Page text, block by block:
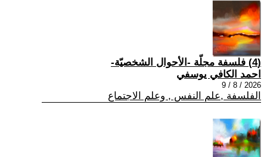
(4) فلسفة مجلّة -الأحوال الشخصيّة-
احمد الكافي يوسفي
2026 / 8 / 9
الفلسفة ,علم النفس , وعلم الاجتماع